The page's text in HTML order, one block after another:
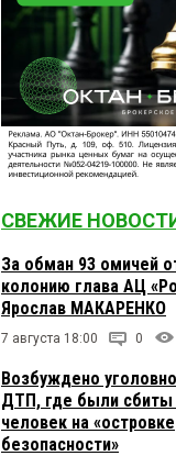
СВЕЖИЕ
За обман 93 омичей
колонию глава АЦ
Ярослав МАКАРЕНКО
7 августа 18:00 0
Возбуждено
ДТП, где были
человек на «островке
безопасности»